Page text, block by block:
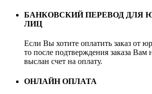
БАНКОВСКИЙ ПЕРЕВОД ДЛЯ
ЛИЦ
Если Вы хотите оплатить заказ от
то после подтверждения заказа Вам
выслан счет на оплату.
ОНЛАЙН ОПЛАТА